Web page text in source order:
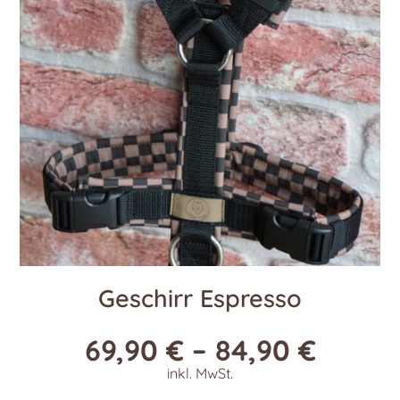
Geschirr Espresso
69,90€ – 84,90€
inkl. MwSt.